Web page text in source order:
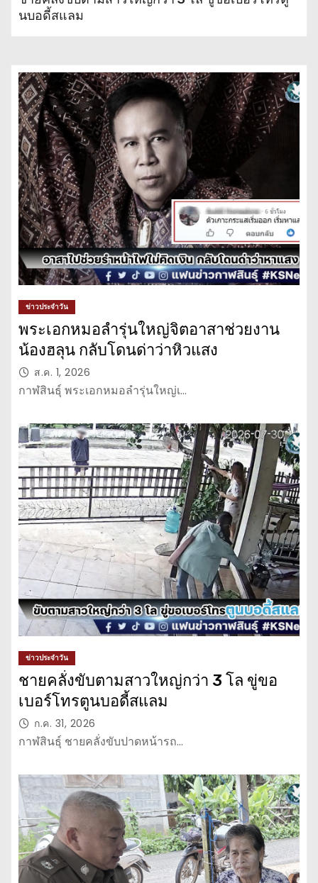
นบอดี้สแลม
ข่าวประจำวัน
พระเอกหมอลำรุ่นใหญ่จิตอาสาช่วยงาน
น้องฮลุน กลับโดนด่าว่าหิวแสง
ส.ค. 1, 2026
กาฬสินธุ์ พระเอกหมอลำรุ่นใหญ่เ…
ข่าวประจำวัน
ชายคลั่งขับตามสาวใหญ่กว่า 3 โล ขู่ขอ
เบอร์โทรตูนบอดี้สแลม
ก.ค. 31, 2026
กาฬสินธุ์ ชายคลั่งขับปาดหน้ารถ…